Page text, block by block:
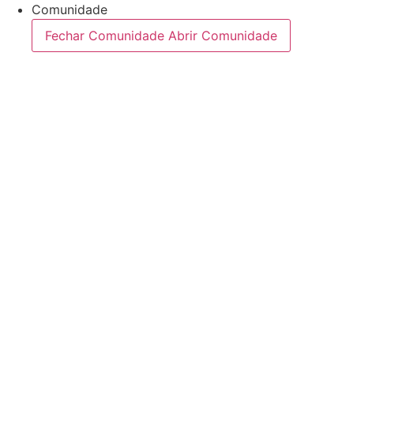
Comunidade
Fechar Comunidade Abrir Comunidade